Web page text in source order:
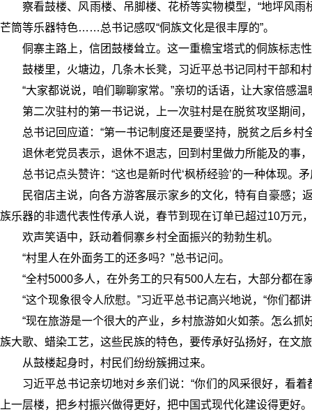
察看鼓楼、风雨楼、吊脚楼、花桥等实物模型，“地坪风
芒筒等乐器特色……总书记感叹“侗族文化是很丰厚的”。
侗寨主路上，信团鼓楼耸立。这一重檐宝塔式的侗族标志
鼓楼里，火塘边，几条木长凳，习近平总书记同村干部和
“大家都说说，咱们聊聊家常。”亲切的话语，让大家倍感温
第二次驻村的第一书记说，上一次驻村是在脱贫攻坚期间
总书记回应道：“第一书记制度还是要坚持，脱贫之后乡村
退休老党员表示，退休不退志，回到村里做力所能及的事
总书记点头赞许：“这也是新时代‘枫桥经验’的一种体现。
民宿店主说，向各方游客展示家乡的文化，特有自豪感
族乐器的非遗代表性传承人说，春节到现在订单已超过10万
欢声笑语中，跃动着侗寨乡村全面振兴的勃勃生机。
“村里人在外面务工的还多吗？”总书记问。
“全村5000多人，在外务工的只有500人左右，大部分都在
“这个现象很令人欣慰。”习近平总书记高兴地说，“你们
“现在旅游是一个很大的产业，乡村旅游如火如荼。怎么
族大歌、蜡染工艺，这些民族的特色，要传承好弘扬好，在文
从鼓楼起身时，村民们纷纷簇拥过来。
习近平总书记亲切地对乡亲们说：“你们的风采很好，看
上一层楼，把乡村振兴做得更好，把中国式现代化建设得更好。